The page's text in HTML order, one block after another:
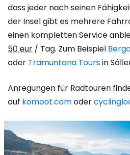
dass jeder nach seinen
der Insel gibt es mehrere
einen kompletten Service
50 eur / Tag. Zum Beispiel
oder Tramuntana Toursin
Anregungen für Radtouren
auf komoot.comoder